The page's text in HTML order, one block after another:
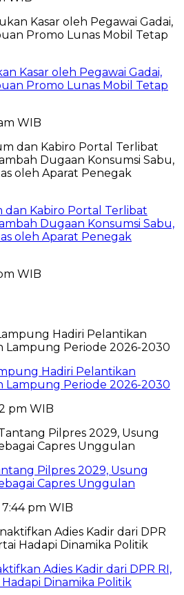
Kasar oleh Pegawai Gadai,
Promo Lunas Mobil Tetap
WIB
Kabiro Portal Terlibat
Dugaan Konsumsi Sabu,
oleh Aparat Penegak
WIB
Hadiri Pelantikan
Lampung Periode 2026-2030
pm WIB
Pilpres 2029, Usung
Capres Unggulan
pm WIB
Adies Kadir dari DPR RI,
Dinamika Politik